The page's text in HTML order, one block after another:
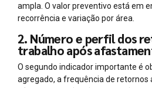
ampla. O valor preventivo está em
recorrência e variação por área.
2. Número e perfil dos
trabalho após
O segundo indicador importante é
agregado, a frequência de retornos